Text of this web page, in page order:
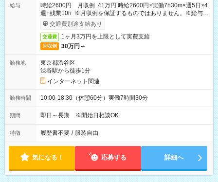
給与
時給2600円 月収例 41万円 時給2600円×実働7h30m×週5日×4
週+残業10h ※月収例を保証するものではありません。※給与即
受取りサービス利用可（利用条件有）
交通費別途支給あり
交通費 1ヶ月3万円を上限として実費支給
月収例 30万円～
勤務地
東京都渋谷区
渋谷駅から徒歩1分
インターネット関連
勤務時間 10:00-18:30（休憩60分）実働7時間30分
期間 即日～長期 ※開始日相談OK
特徴 履歴書不要 / 服装自由
気になる！ 応募する 詳細へ